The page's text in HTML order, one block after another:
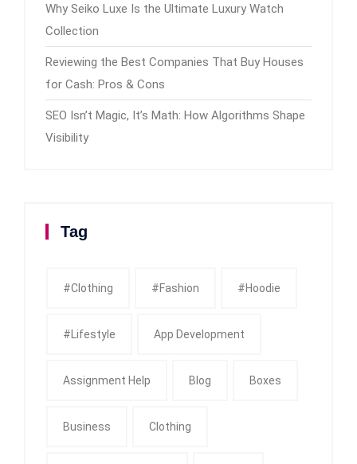
Why Seiko Luxe Is the Ultimate Luxury Watch
Collection
Reviewing the Best Companies That Buy Houses
for Cash: Pros & Cons
SEO Isn’t Magic, It’s Math: How Algorithms Shape
Visibility
Tag
#clothing #fashion #Hoodie
#Lifestyle App Development
Assignment Help Blog Boxes
Business Clothing